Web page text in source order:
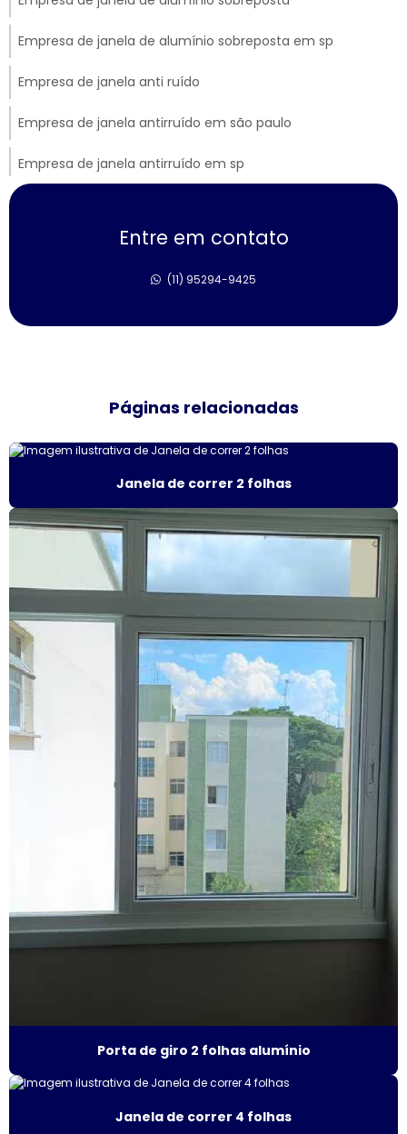
Empresa de janela de alumínio sobreposta em sp
Empresa de janela anti ruído
Empresa de janela antirruído em são paulo
Empresa de janela antirruído em sp
Empresa de janela sobreposta de giro
Empresa de janela sobreposta de giro em sp
Empresa de janela vidro multilaminado
Empresas de esquadrias de alumínio sp
Esquadria de alumínio amadeirado
Esquadria alumínio janela preço
Esquadria de alumínio preço metro
Esquadria com persiana
Esquadrias acústicas
Esquadrias acústicas de alumínio
Esquadrias de alto padrão
Esquadrias alumínio acústicas
Esquadrias de alumínio alto padrão
Esquadrias de alumínio fábrica
Esquadrias de alumínio isolamento acústico
Esquadrias de alumínio janelas e portas
Esquadrias de alumínio janelas valor
Esquadrias de alumínio sob medida
Esquadrias de alumínio sob medida preço
Entre em contato
(11) 95294-9425
Páginas relacionadas
Janela de correr 2 folhas
Porta de giro 2 folhas alumínio
Janela de correr 4 folhas